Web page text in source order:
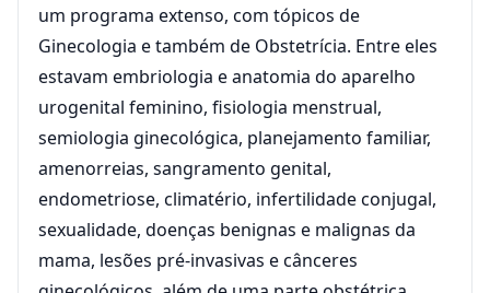
um programa extenso, com tópicos de
Ginecologia e também de Obstetrícia. Entre eles
estavam embriologia e anatomia do aparelho
urogenital feminino, fisiologia menstrual,
semiologia ginecológica, planejamento familiar,
amenorreias, sangramento genital,
endometriose, climatério, infertilidade conjugal,
sexualidade, doenças benignas e malignas da
mama, lesões pré-invasivas e cânceres